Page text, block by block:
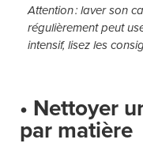
Attention : laver son
régulièrement peut
intensif, lisez les
• Nettoyer
par matière